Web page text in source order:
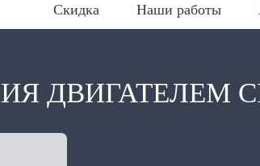
Скидка Наши работы
ДВИГАТЕЛЕМ